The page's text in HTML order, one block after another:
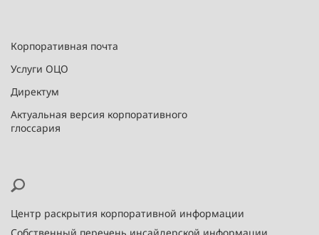
Корпоративная почта
Услуги ОЦО
Директум
Актуальная версия корпоративного
глоссария
Центр раскрытия корпоративной информации